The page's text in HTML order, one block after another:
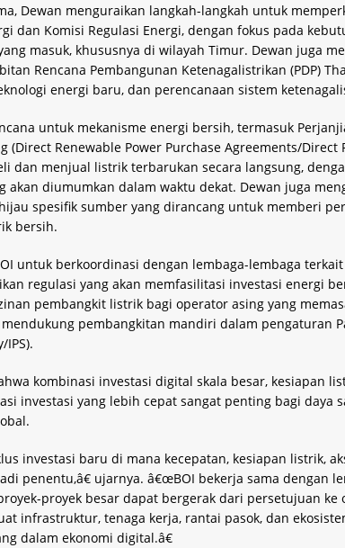
Dewan menguraikan langkah-langkah untuk
dan Komisi Regulasi Energi, dengan fokus pada
masuk, khususnya di wilayah Timur. Dewan juga
Rencana Pembangunan Ketenagalistrikan (PDP)
energi baru, dan perencanaan sistem
untuk mekanisme energi bersih, termasuk
(Direct Renewable Power Purchase Agreements/Direct
dan menjual listrik terbarukan secara langsung,
akan diumumkan dalam waktu dekat. Dewan juga
spesifik sumber yang dirancang untuk memberi
bersih.
untuk berkoordinasi dengan lembaga-lembaga
regulasi yang akan memfasilitasi investasi energi
pembangkit listrik bagi operator asing yang
pembangkitan mandiri dalam pengaturan
kombinasi investasi digital skala besar, kesiapan
investasi yang lebih cepat sangat penting bagi daya
investasi baru di mana kecepatan, kesiapan listrik,
penentu,â€ ujarnya. â€œBOI bekerja sama dengan
proyek besar dapat bergerak dari persetujuan ke
infrastruktur, tenaga kerja, rantai pasok, dan
dalam ekonomi digital.â€